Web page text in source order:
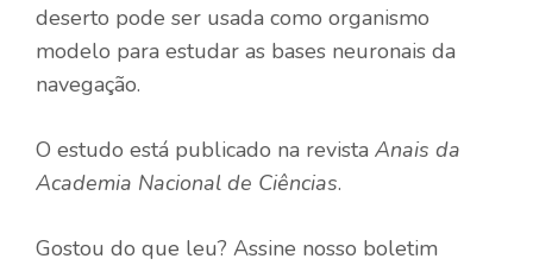
deserto pode ser usada como organismo
modelo para estudar as bases neuronais da
navegação.
O estudo está publicado na revista Anais da
Academia Nacional de Ciências.
Gostou do que leu? Assine nosso boletim